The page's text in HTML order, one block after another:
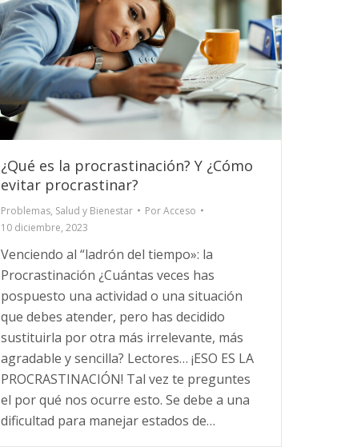
¿Qué es la procrastinación? Y ¿Cómo
evitar procrastinar?
Problemas, Salud y Bienestar PorAcceso
10 diciembre, 2023
Venciendo al “ladrón del tiempo»: la
Procrastinación ¿Cuántas veces has
pospuesto una actividad o una situación
que debes atender, pero has decidido
sustituirla por otra más irrelevante, más
agradable y sencilla? Lectores… ¡ESO ES LA
PROCRASTINACIÓN! Tal vez te preguntes
el por qué nos ocurre esto. Se debe a una
dificultad para manejar estados de…